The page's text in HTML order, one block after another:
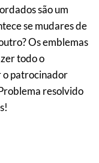
são um
se mudares de
Os emblemas
todo o
o patrocinador
resolvido